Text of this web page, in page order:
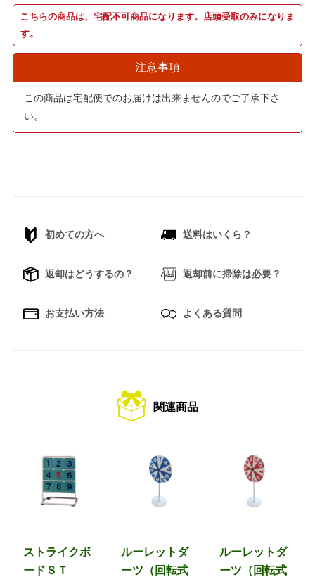
こちらの商品は、宅配不可商品になります。店頭受取のみになりま
す。
注意事項
この商品は宅配便でのお届けは出来ませんのでご了承下さ
い。
初めての方へ 送料はいくら？
返却はどうするの？ 返却前に掃除は必要？
お支払い方法 よくある質問
関連商品
ストライクボ
ードＳＴ
ルーレットダ
ーツ（回転式
ルーレットダ
ーツ（回転式